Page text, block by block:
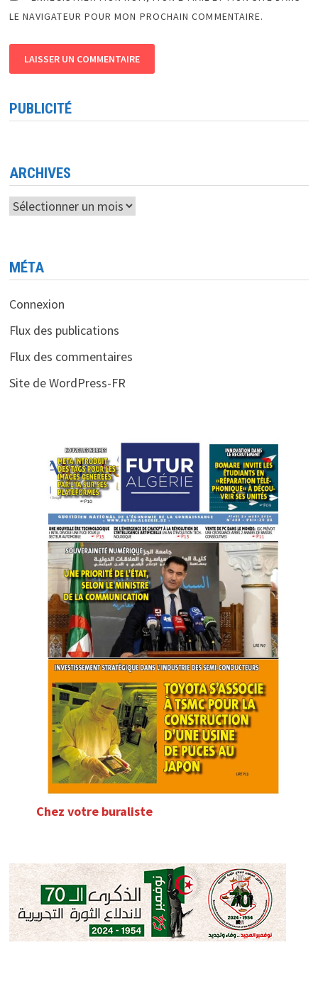
LE NAVIGATEUR POUR MON PROCHAIN COMMENTAIRE.
PUBLICITÉ
ARCHIVES
Archives
MÉTA
Connexion
Flux des publications
Flux des commentaires
Site de WordPress-FR
Chez votre buraliste